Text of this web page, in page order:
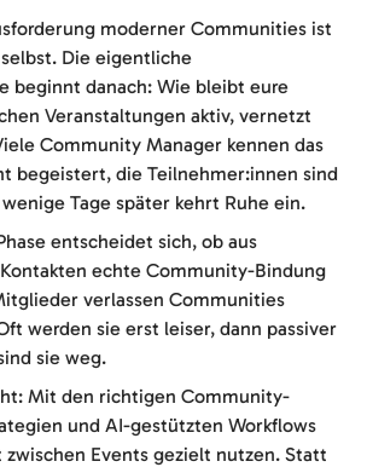
moderner Communities ist
Die eigentliche
beginnt danach: Wie bleibt eure
Veranstaltungen aktiv, vernetzt
Community Manager kennen das
begeistert, die Teilnehmer:innen sind
Tage später kehrt Ruhe ein.
entscheidet sich, ob aus
echte Community-Bindung
verlassen Communities
werden sie erst leiser, dann passiver
sie weg.
Mit den richtigen Community-
und AI-gestützten Workflows
zwischen Events gezielt nutzen. Statt